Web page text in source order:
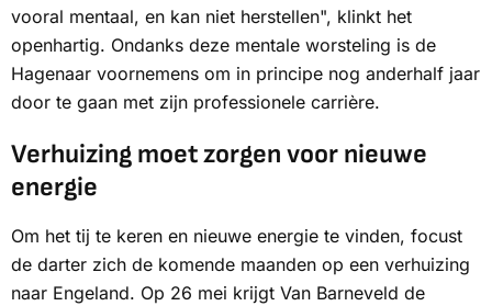
vooral mentaal, en kan niet herstellen", klinkt het
openhartig. Ondanks deze mentale worsteling is de
Hagenaar voornemens om in principe nog anderhalf jaar
door te gaan met zijn professionele carrière.
Verhuizing moet zorgen voor nieuwe
energie
Om het tij te keren en nieuwe energie te vinden, focust
de darter zich de komende maanden op een verhuizing
naar Engeland. Op 26 mei krijgt Van Barneveld de